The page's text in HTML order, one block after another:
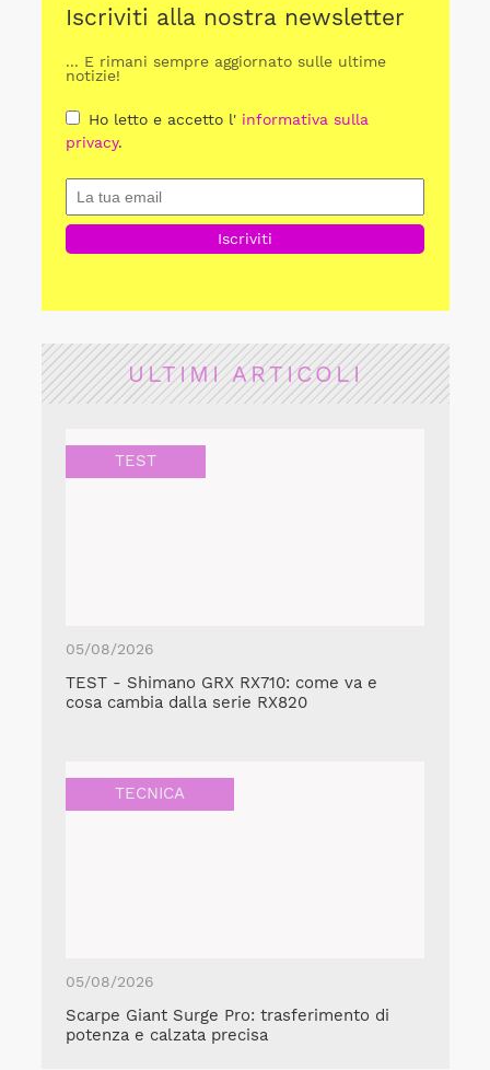
Iscriviti alla nostra newsletter
... E rimani sempre aggiornato sulle ultime
notizie!
Ho letto e accetto l' informativa sulla
privacy.
ULTIMI ARTICOLI
TEST
05/08/2026
TEST - Shimano GRX RX710: come va e
cosa cambia dalla serie RX820
TECNICA
05/08/2026
Scarpe Giant Surge Pro: trasferimento di
potenza e calzata precisa